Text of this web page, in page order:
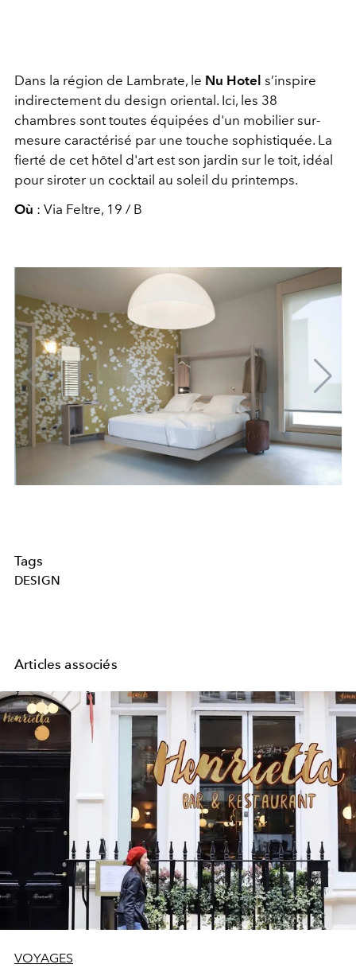
Dans la région de Lambrate, le Nu Hotel s’inspire
indirectement du design oriental. Ici, les 38
chambres sont toutes équipées d'un mobilier sur-
mesure caractérisé par une touche sophistiquée. La
fierté de cet hôtel d'art est son jardin sur le toit, idéal
pour siroter un cocktail au soleil du printemps.
Où : Via Feltre, 19 / B
Tags
DESIGN
Articles associés
VOYAGES